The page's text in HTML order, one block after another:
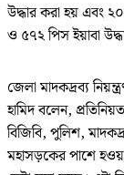
উদ্ধার করা হয় এবং
ও ৫৭২ পিস ইয়াবা
জেলা মাদকদ্রব্য
হামিদ বলেন,
বিজিবি, পুলিশ,
মহাসড়কের পাশে